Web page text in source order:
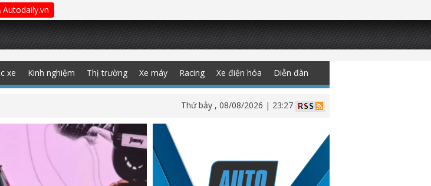
Autodaily.vn
xe Kinh nghiệm Thị trường Xe máy Racing Xe điện hóa Diễn đàn
Thứ bảy , 08/08/2026 | 23:27